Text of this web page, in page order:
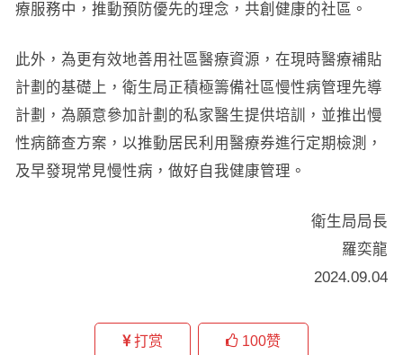
療服務中，推動預防優先的理念，共創健康的社區。
此外，為更有效地善用社區醫療資源，在現時醫療補貼
計劃的基礎上，衛生局正積極籌備社區慢性病管理先導
計劃，為願意參加計劃的私家醫生提供培訓，並推出慢
性病篩查方案，以推動居民利用醫療券進行定期檢測，
及早發現常見慢性病，做好自我健康管理。
衛生局局長
羅奕龍
2024.09.04
打赏 100赞